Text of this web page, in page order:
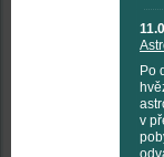
Po
v